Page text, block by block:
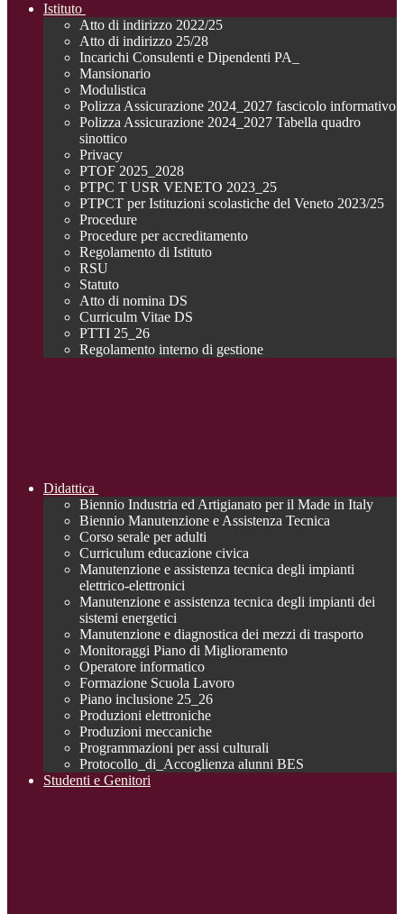
Istituto
Atto di indirizzo 2022/25
Atto di indirizzo 25/28
Incarichi Consulenti e Dipendenti PA_
Mansionario
Modulistica
Polizza Assicurazione 2024_2027 fascicolo informativo
Polizza Assicurazione 2024_2027 Tabella quadro
sinottico
Privacy
PTOF 2025_2028
PTPC T USR VENETO 2023_25
PTPCT per Istituzioni scolastiche del Veneto 2023/25
Procedure
Procedure per accreditamento
Regolamento di Istituto
RSU
Statuto
Atto di nomina DS
Curriculm Vitae DS
PTTI 25_26
Regolamento interno di gestione
Didattica
Biennio Industria ed Artigianato per il Made in Italy
Biennio Manutenzione e Assistenza Tecnica
Corso serale per adulti
Curriculum educazione civica
Manutenzione e assistenza tecnica degli impianti
elettrico-elettronici
Manutenzione e assistenza tecnica degli impianti dei
sistemi energetici
Manutenzione e diagnostica dei mezzi di trasporto
Monitoraggi Piano di Miglioramento
Operatore informatico
Formazione Scuola Lavoro
Piano inclusione 25_26
Produzioni elettroniche
Produzioni meccaniche
Programmazioni per assi culturali
Protocollo_di_Accoglienza alunni BES
Studenti e Genitori